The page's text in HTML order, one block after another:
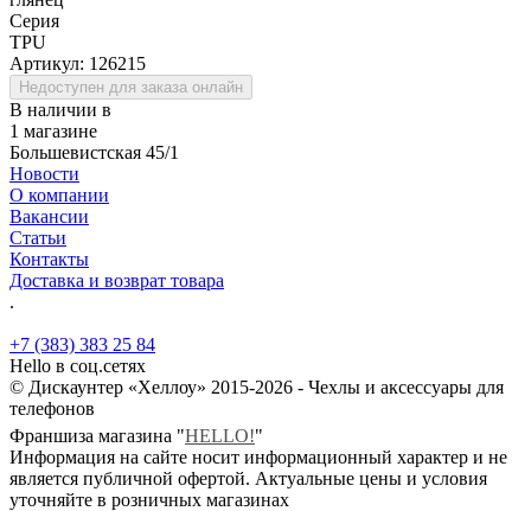
Серия
TPU
Артикул: 126215
Недоступен для заказа онлайн
В наличии в
1 магазине
Большевистская 45/1
Новости
О компании
Вакансии
Статьи
Контакты
Доставка и возврат товара
.
+7 (383) 383 25 84
Hello в соц.сетях
© Дискаунтер «Хеллоу» 2015-2026 - Чехлы и аксессуары для
телефонов
Франшиза магазина "HELLO!"
Информация на сайте носит информационный характер и не
является публичной офертой. Актуальные цены и условия
уточняйте в розничных магазинах